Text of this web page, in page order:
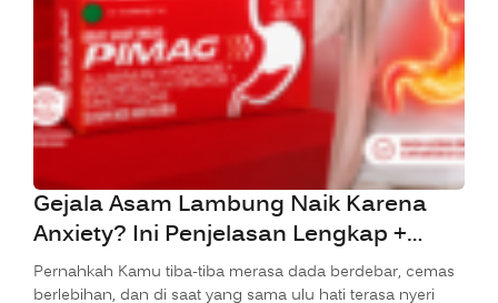
Gejala Asam Lambung Naik Karena
Anxiety? Ini Penjelasan Lengkap +
Solusi PIMAG
Pernahkah Kamu tiba-tiba merasa dada berdebar, cemas
berlebihan, dan di saat yang sama ulu hati terasa nyeri